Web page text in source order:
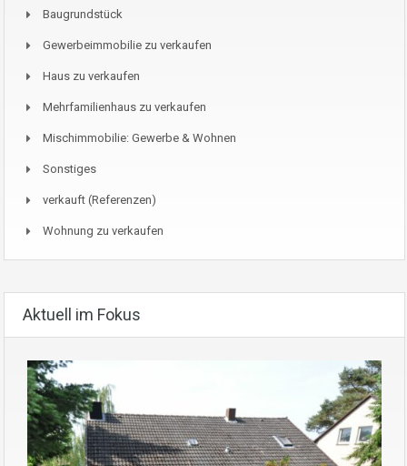
Baugrundstück
Gewerbeimmobilie zu verkaufen
Haus zu verkaufen
Mehrfamilienhaus zu verkaufen
Mischimmobilie: Gewerbe & Wohnen
Sonstiges
verkauft (Referenzen)
Wohnung zu verkaufen
Aktuell im Fokus